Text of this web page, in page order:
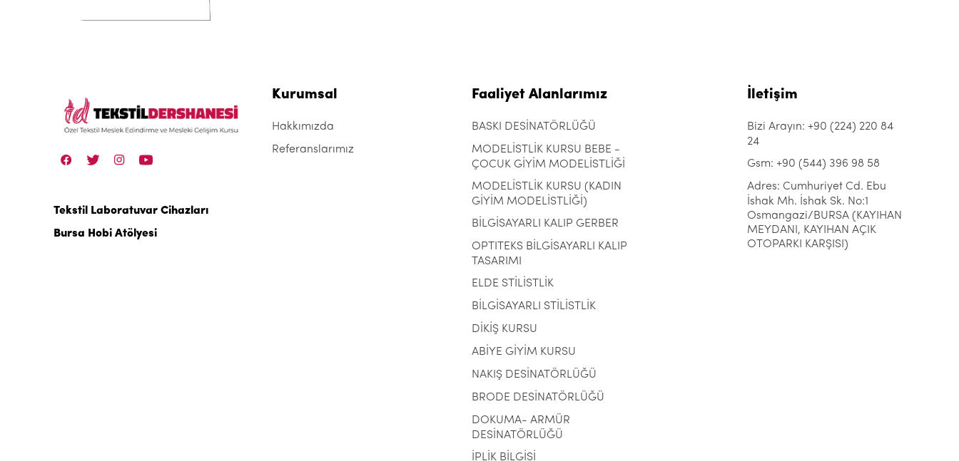
Tekstil Laboratuvar Cihazları
Bursa Hobi Atölyesi
Kurumsal
Hakkımızda
Referanslarımız
Faaliyet Alanlarımız
BASKI DESİNATÖRLÜĞÜ
MODELİSTLİK KURSU BEBE -
ÇOCUK GİYİM MODELİSTLİĞİ
MODELİSTLİK KURSU (KADIN
GİYİM MODELİSTLİĞİ)
BİLGİSAYARLI KALIP GERBER
OPTITEKS BİLGİSAYARLI KALIP
TASARIMI
ELDE STİLİSTLİK
BİLGİSAYARLI STİLİSTLİK
DİKİŞ KURSU
ABİYE GİYİM KURSU
NAKIŞ DESİNATÖRLÜĞÜ
BRODE DESİNATÖRLÜĞÜ
DOKUMA- ARMÜR
DESİNATÖRLÜĞÜ
İPLİK BİLGİSİ
İletişim
Bizi Arayın: +90 (224) 220 84
24
Gsm: +90 (544) 396 98 58
Adres: Cumhuriyet Cd. Ebu
İshak Mh. İshak Sk. No:1
Osmangazi/BURSA (KAYIHAN
MEYDANI, KAYIHAN AÇIK
OTOPARKI KARŞISI)